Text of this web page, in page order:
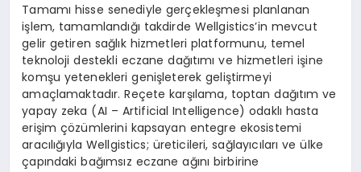
Tamamı hisse senediyle gerçekleşmesi planlanan
işlem, tamamlandığı takdirde Wellgistics’in mevcut
gelir getiren sağlık hizmetleri platformunu, temel
teknoloji destekli eczane dağıtımı ve hizmetleri işine
komşu yetenekleri genişleterek geliştirmeyi
amaçlamaktadır. Reçete karşılama, toptan dağıtım ve
yapay zeka (AI – Artificial Intelligence) odaklı hasta
erişim çözümlerini kapsayan entegre ekosistemi
aracılığıyla Wellgistics; üreticileri, sağlayıcıları ve ülke
çapındaki bağımsız eczane ağını birbirine